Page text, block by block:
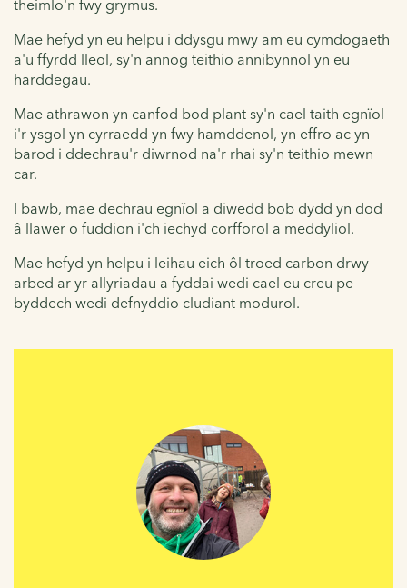
theimlo'n fwy grymus.
Mae hefyd yn eu helpu i ddysgu mwy am eu cymdogaeth
a'u ffyrdd lleol, sy'n annog teithio annibynnol yn eu
harddegau.
Mae athrawon yn canfod bod plant sy'n cael taith egnïol
i'r ysgol yn cyrraedd yn fwy hamddenol, yn effro ac yn
barod i ddechrau'r diwrnod na'r rhai sy'n teithio mewn
car.
I bawb, mae dechrau egnïol a diwedd bob dydd yn dod
â llawer o fuddion i'ch iechyd corfforol a meddyliol.
Mae hefyd yn helpu i leihau eich ôl troed carbon drwy
arbed ar yr allyriadau a fyddai wedi cael eu creu pe
byddech wedi defnyddio cludiant modurol.